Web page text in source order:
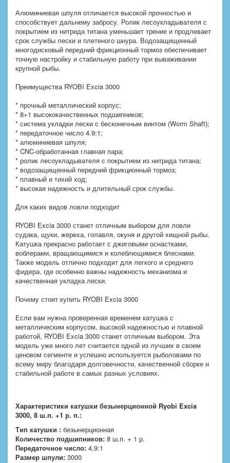
Алюминиевая шпуля отличается высокой прочностью и
способствует дальнему забросу. Ролик лесоукладывателя с
покрытием из нитрида титана уменьшает трение и продлевает
срок службы лески и плетеного шнура. Водозащищенный
многодисковый передний фрикционный тормоз обеспечивает
точную настройку и стабильную работу при вываживании
крупной рыбы.
Преимущества RYOBI Excia 3000
* прочный металлический корпус;
* 8+1 высококачественных подшипников;
* система укладки лески с бесконечным винтом (Worm Shaft);
* передаточное число 4.9:1;
* алюминиевая шпуля;
* CNC-обработанная главная пара;
* ролик лесоукладывателя с покрытием из нитрида титана;
* водозащищенный передний фрикционный тормоз;
* плавный и тихий ход;
* высокая надежность и длительный срок службы.
Для каких видов ловли подходит
RYOBI Excia 3000 станет отличным выбором для ловли
судака, щуки, жереха, голавля, окуня и другой хищной рыбы.
Катушка прекрасно работает с джиговыми оснастками,
воблерами, вращающимися и колеблющимися блеснами.
Также модель отлично подходит для легкого и среднего
фидера, где особенно важны надежность механизма и
качественная укладка лески.
Почему стоит купить RYOBI Excia 3000
Если вам нужна проверенная временем катушка с
металлическим корпусом, высокой надежностью и плавной
работой, RYOBI Excia 3000 станет отличным выбором. Эта
модель уже много лет считается одной из лучших в своем
ценовом сегменте и успешно используется рыболовами по
всему миру благодаря долговечности, качественной сборке и
стабильной работе в самых разных условиях.
Характеристики катушки безынерционной Ryobi Excia
3000, 8 ш.п. +1 р. п.:
Тип катушки : безынерционная
Количество подшипников: 8 ш.п. + 1 р.
Передаточное число: 4,9:1
Размер шпули: 3000